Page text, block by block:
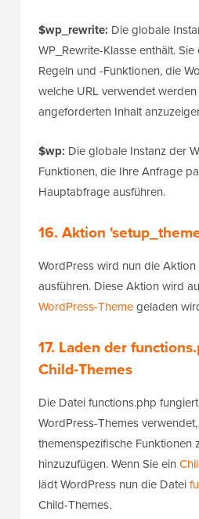
$wp_rewrite: Die globale
WP_Rewrite-Klasse enthält.
Regeln und -Funktionen, die
welche URL verwendet
angeforderten Inhalt
$wp: Die globale Instanz der
Funktionen, die Ihre Anfrage
Hauptabfrage ausführen.
16. Aktion
WordPress wird nun die Aktion
ausführen. Diese Aktion wird
WordPress-Themegeladen
17. Laden der
Child-Themes
Die Datei functions.php
WordPress-Themes
themenspezifische Funktionen
hinzuzufügen. Wenn Sie ein
lädt WordPress nun die Datei
Child-Themes.